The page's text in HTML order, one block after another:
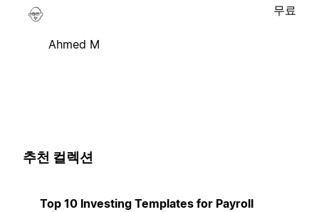
Ahmed M
무료
추천 컬렉션
Top 10 Investing Templates for Payroll